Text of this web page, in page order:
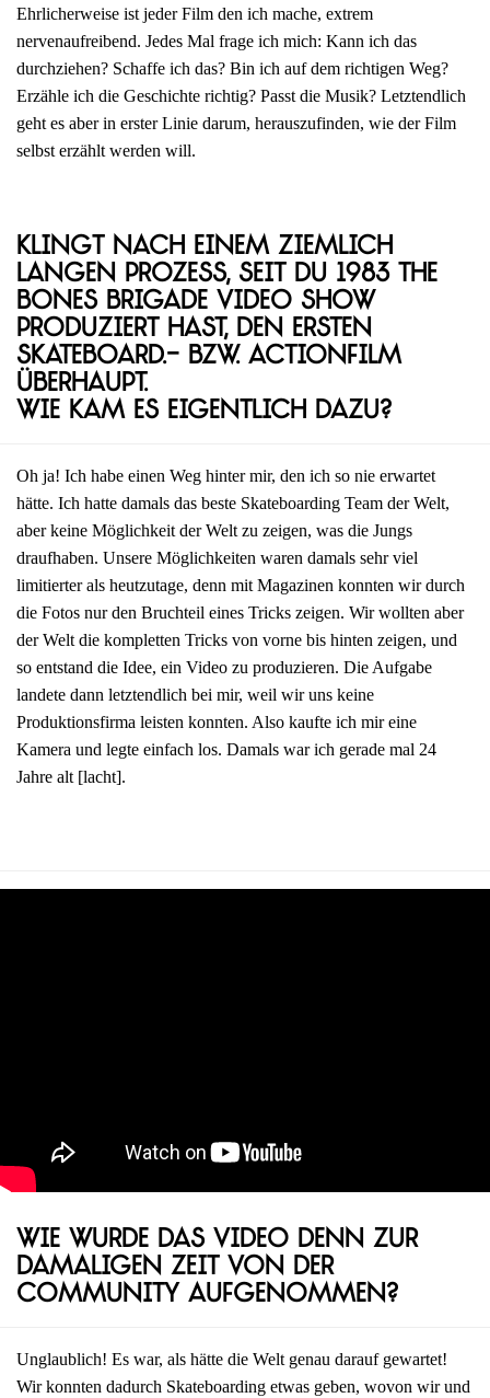
Ehrlicherweise ist jeder Film den ich mache, extrem
nervenaufreibend. Jedes Mal frage ich mich: Kann ich das
durchziehen? Schaffe ich das? Bin ich auf dem richtigen Weg?
Erzähle ich die Geschichte richtig? Passt die Musik? Letztendlich
geht es aber in erster Linie darum, herauszufinden, wie der Film
selbst erzählt werden will.
Klingt nach einem ziemlich
langen Prozess, seit du 1983 The
Bones Brigade Video Show
produziert hast, den ersten
Skateboard.- bzw. Actionfilm
überhaupt.
Wie kam es eigentlich dazu?
Oh ja! Ich habe einen Weg hinter mir, den ich so nie erwartet
hätte. Ich hatte damals das beste Skateboarding Team der Welt,
aber keine Möglichkeit der Welt zu zeigen, was die Jungs
draufhaben. Unsere Möglichkeiten waren damals sehr viel
limitierter als heutzutage, denn mit Magazinen konnten wir durch
die Fotos nur den Bruchteil eines Tricks zeigen. Wir wollten aber
der Welt die kompletten Tricks von vorne bis hinten zeigen, und
so entstand die Idee, ein Video zu produzieren. Die Aufgabe
landete dann letztendlich bei mir, weil wir uns keine
Produktionsfirma leisten konnten. Also kaufte ich mir eine
Kamera und legte einfach los. Damals war ich gerade mal 24
Jahre alt [lacht].
Wie wurde das Video denn zur
damaligen Zeit von der
Community aufgenommen?
Unglaublich! Es war, als hätte die Welt genau darauf gewartet!
Wir konnten dadurch Skateboarding etwas geben, wovon wir und